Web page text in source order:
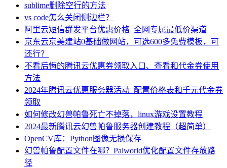
sublime删除空行的方法
vs code怎么关闭侧边栏？
阿里云短信群发平台优惠价格_全网专属最低价渠道
京东云京美建站0基础做网站，可选600多免费模板，可
还行？
不看后悔的腾讯云优惠券领取入口、查看和代金券使用
方法
2024年腾讯云优惠服务器活动_配置价格表和千元代金券
领取
如何修改幻兽帕鲁死亡不掉落，linux游戏设置教程
2024最新腾讯云幻兽帕鲁服务器创建教程（超简单）
OpenCV库：Python图像无损保存
幻兽帕鲁配置文件在哪？Palworld优化配置文件存放路
径